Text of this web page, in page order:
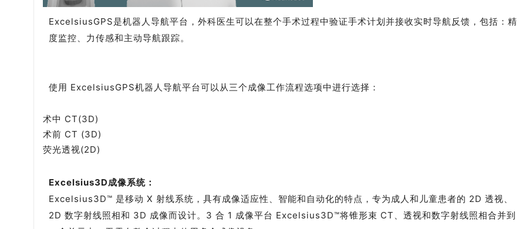
ExcelsiusGPS是机器人导航平台，外科医生可以在整个手术过程中验证手术计划并接收实时导航反馈，包括：精
度监控、力传感和主动导航跟踪。
使用 ExcelsiusGPS机器人导航平台可以从三个成像工作流程选项中进行选择：
术中 CT(3D)
术前 CT (3D)
荧光透视(2D)
Excelsius3D成像系统：
Excelsius3D™ 是移动 X 射线系统，具有成像适应性、智能和自动化的特点，专为成人和儿童患者的 2D 透视、
2D 数字射线照相和 3D 成像而设计。3 合 1 成像平台 Excelsius3D™将锥形束 CT、透视和数字射线照相合并到